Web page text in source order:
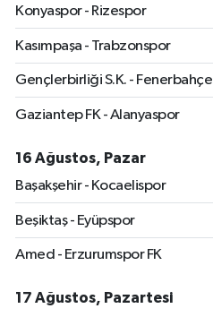
Konyaspor - Rizespor
Kasımpaşa - Trabzonspor
Gençlerbirliği S.K. - Fenerbahçe
Gaziantep FK - Alanyaspor
16 Ağustos, Pazar
Başakşehir - Kocaelispor
Beşiktaş - Eyüpspor
Amed - Erzurumspor FK
17 Ağustos, Pazartesi